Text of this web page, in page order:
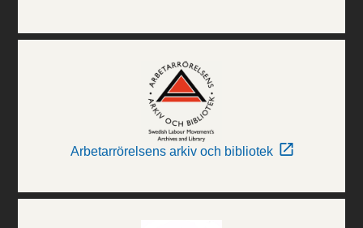
Arbetarrörelsens arkiv och bibliotek